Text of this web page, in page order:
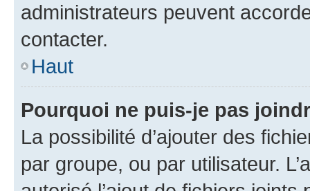
administrateurs peuvent
contacter.
Haut
Pourquoi ne puis-je pas
La possibilité d’ajouter des
par groupe, ou par utilisateur.